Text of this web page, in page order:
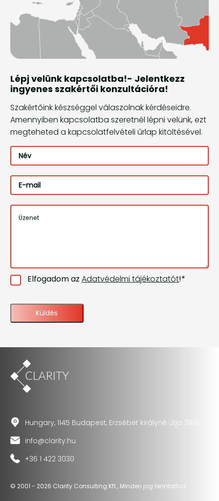
Lépj velünk kapcsolatba!- Jelentkezz
ingyenes szakértői konzultációra!
Szakértőink készséggel válaszolnak kérdéseidre.
Amennyiben kapcsolatba szeretnél lépni velünk, ezt
megteheted a kapcsolatfelvételi űrlap kitöltésével.
Név*
E-
mail*
Üzenet*
Adatvédelmi
Elfogadom az Adatvédelmi tájékoztatót!*
Hungary, 1145 Budapest, Erzsébet királyné útja 29/B
info@clarity.hu
+36 1 422 3030
© 2001 - 2026 Clarity Consulting Kft., Minden jog fenntartva